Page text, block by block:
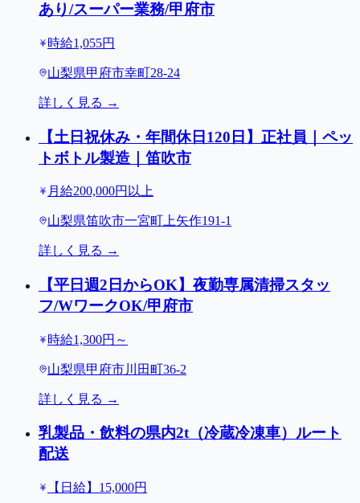
あり/スーパー業務/甲府市
時給1,055円
山梨県甲府市幸町28-24
詳しく見る →
【土日祝休み・年間休日120日】正社員｜ペッ
トボトル製造｜笛吹市
月給200,000円以上
山梨県笛吹市一宮町上矢作191-1
詳しく見る →
【平日週2日からOK】夜勤専属清掃スタッ
フ/WワークOK/甲府市
時給1,300円～
山梨県甲府市川田町36-2
詳しく見る →
乳製品・飲料の県内2t（冷蔵冷凍車）ルート
配送
【日給】15,000円